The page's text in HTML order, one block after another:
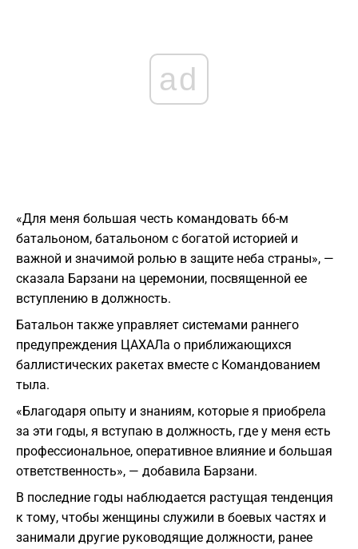
ad
«Для меня большая честь командовать 66-м
батальоном, батальоном с богатой историей и
важной и значимой ролью в защите неба страны», —
сказала Барзани на церемонии, посвященной ее
вступлению в должность.
Батальон также управляет системами раннего
предупреждения ЦАХАЛа о приближающихся
баллистических ракетах вместе с Командованием
тыла.
«Благодаря опыту и знаниям, которые я приобрела
за эти годы, я вступаю в должность, где у меня есть
профессиональное, оперативное влияние и большая
ответственность», — добавила Барзани.
В последние годы наблюдается растущая тенденция
к тому, чтобы женщины служили в боевых частях и
занимали другие руководящие должности, ранее